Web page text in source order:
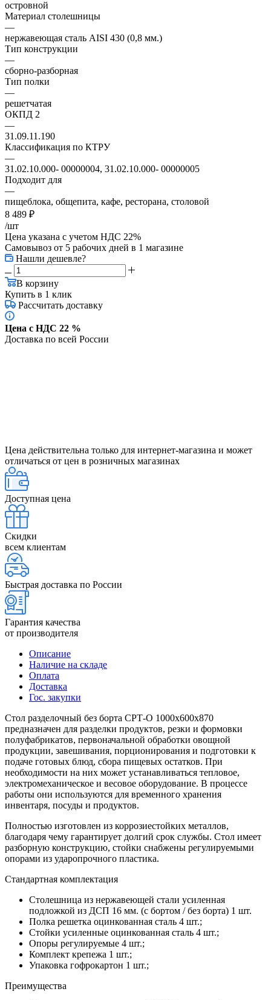
островной
Материал столешницы
—
нержавеющая сталь AISI 430 (0,8 мм.)
Тип конструкции
—
сборно-разборная
Тип полки
—
решетчатая
ОКПД 2
—
31.09.11.190
Классификация по КТРУ
—
31.02.10.000- 00000004, 31.02.10.000- 00000005
Подходит для
—
пищеблока, общепита, кафе, ресторана, столовой
8 489 ₽
/шт
Цена указана с учетом НДС 22%
Самовывоз от 5 рабочих дней в 1 магазине
Нашли дешевле?
В корзину
Купить в 1 клик
Рассчитать доставку
Цена с НДС 22 %
Доставка по всей России
Цена действительна только для интернет-магазина и может
отличаться от цен в розничных магазинах
Доступная цена
Скидки
всем клиентам
Быстрая доставка по России
Гарантия качества
от производителя
Описание
Наличие на складе
Оплата
Доставка
Гос. закупки
Стол разделочный без борта СРТ-О 1000х600х870
предназначен для разделки продуктов, резки и формовки
полуфабрикатов, первоначальной обработки овощной
продукции, завешивания, порционирования и подготовки к
подаче готовых блюд, сбора пищевых остатков. При
необходимости на них может устанавливаться тепловое,
электромеханическое и весовое оборудование. В процессе
работы они используются для временного хранения
инвентаря, посуды и продуктов.
Полностью изготовлен из коррозиестойких металлов,
благодаря чему гарантирует долгий срок службы. Стол имеет
разборную конструкцию, стойки снабжены регулируемыми
опорами из ударопрочного пластика.
Стандартная комплектация
Столешница из нержавеющей стали усиленная
подложкой из ДСП 16 мм. (с бортом / без борта) 1 шт.
Полка решетка оцинкованная сталь 4 шт.;
Стойки усиленные оцинкованная сталь 4 шт.;
Опоры регулируемые 4 шт.;
Комплект крепежа 1 шт.;
Упаковка гофрокартон 1 шт.;
Преимущества